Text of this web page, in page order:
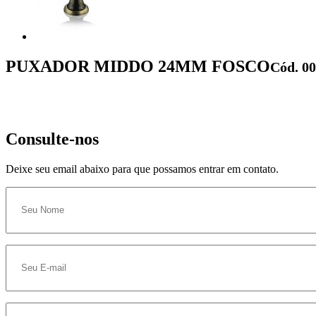
PUXADOR MIDDO 24MM FOSCOCód.
Consulte-nos
Deixe seu email abaixo para que possamos entrar em contato.